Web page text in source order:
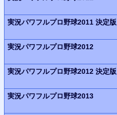
実況パワフルプロ野球2011 決定版
実況パワフルプロ野球2012
実況パワフルプロ野球2012 決定版
実況パワフルプロ野球2013